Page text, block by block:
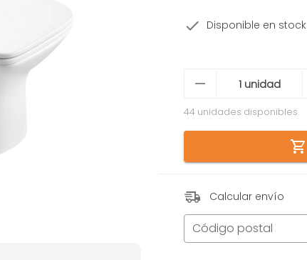
Disponible en stock
44 unidades disponibles
Calcular envío
Código postal